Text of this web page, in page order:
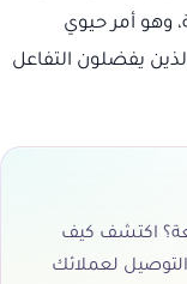
وهو أمر حيوي
يفضلون التفاعل
اكتشف كيف
لعملائك